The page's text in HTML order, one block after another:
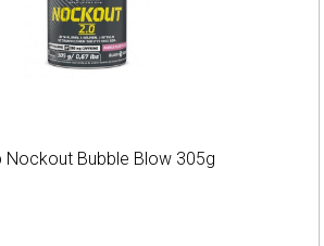
Nockout Bubble Blow 305g